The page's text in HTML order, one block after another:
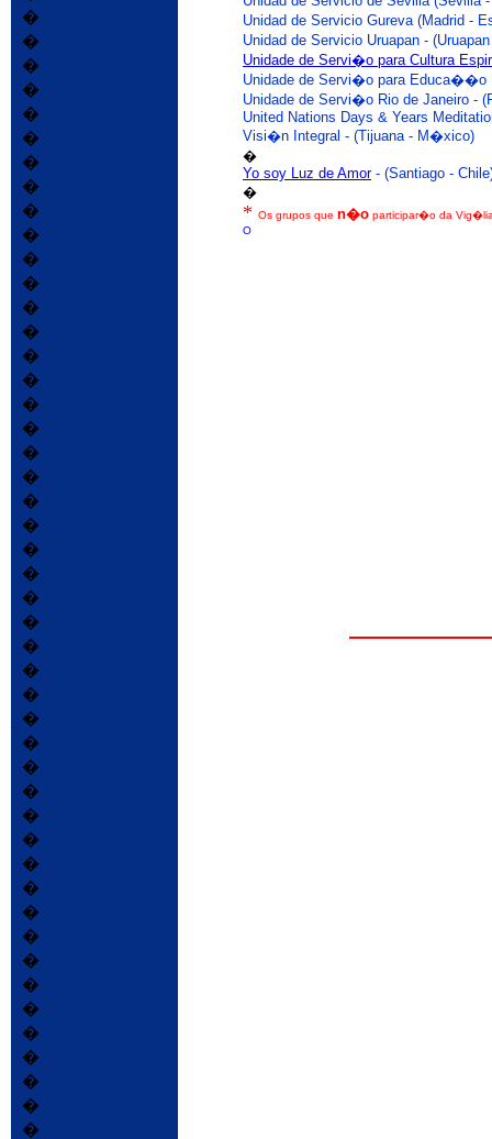
Unidad de Servicio Gureva (Madrid -
Unidad de Servicio Uruapan -
Unidade de Servi�o para Cultura
Unidade de Servi�o para Educa��o
Unidade de Servi�o Rio de Janeiro -
United Nations Days & Years
Visi�n Integral - (Tijuana - M�xico)
�
Yo soy Luz de Amor- (Santiago -
�
* Os grupos que n�o participar�o da
O
�
�
�
�
�
�
�
�
�
�
�
�
�
�
�
�
�
�
�
�
�
�
�
�
�
�
�
�
�
�
�
�
�
�
�
�
�
�
�
�
�
�
�
�
�
�
�
�